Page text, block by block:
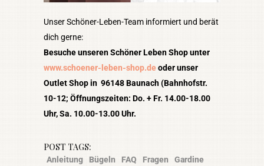
Unser Schöner-Leben-Team informiert und berät
dich gerne:
Besuche unseren Schöner Leben Shop unter
www.schoener-leben-shop.deoder unser
Outlet Shop in 96148 Baunach (Bahnhofstr.
10-12; Öffnungszeiten: Do. + Fr. 14.00-18.00
Uhr, Sa. 10.00-13.00 Uhr.
POST TAGS:
Anleitung Bügeln FAQ Fragen
Gardine